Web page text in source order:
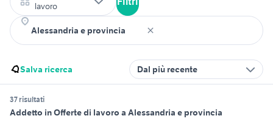
lavoro
Salva ricerca Dal più recente
37 risultati
Addetto in Offerte di lavoro a Alessandria e provincia